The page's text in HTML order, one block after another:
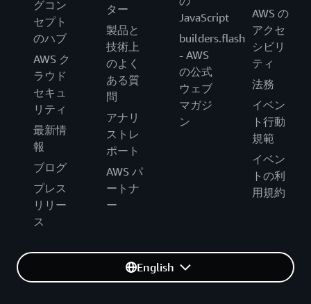
グコン
セプト
のハブ
AWS ク
ラウド
セキュ
リティ
最新情
報
ブログ
プレス
リリー
ス
ター
製品と
技術上
のよく
ある質
問
アナリ
ストレ
ポート
AWS パ
ートナ
ー
JavaScript
builders.flash
- AWS
の公式
ウェブ
マガジ
ン
AWS の
アクセ
シビリ
ティ
法務
イベン
ト行動
規範
イベン
トの利
用規約
English